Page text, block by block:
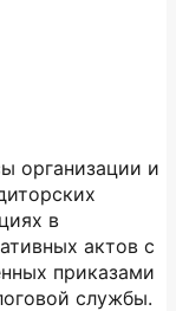
организации и
в
актов с
приказами
службы.